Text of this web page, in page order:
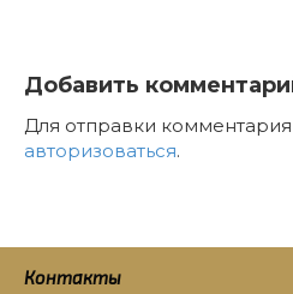
Добавить
Для отправки
авторизоваться.
Контакты